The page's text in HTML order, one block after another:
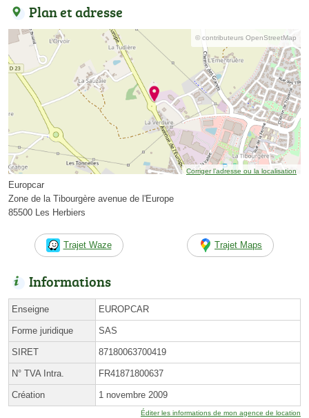
Plan et adresse
© contributeurs OpenStreetMap
Corriger l’adresse ou la localisation
Europcar
Zone de la Tibourgère avenue de l'Europe
85500 Les Herbiers
Trajet Waze Trajet Maps
Informations
Enseigne EUROPCAR
Forme juridique SAS
SIRET 87180063700419
N° TVA Intra. FR41871800637
Création 1 novembre 2009
Éditer les informations de mon agence de location